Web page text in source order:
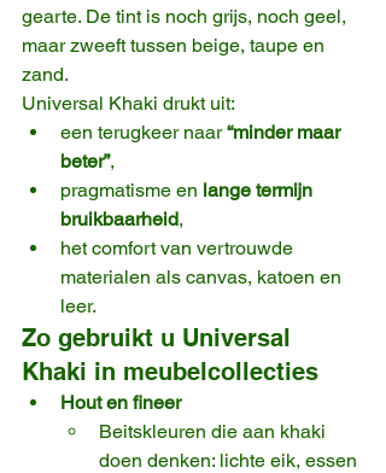
gearte. De tint is noch grijs, noch geel,
maar zweeft tussen beige, taupe en
zand.
Universal Khaki drukt uit:
een terugkeer naar “minder maar
beter”,
pragmatisme en lange termijn
bruikbaarheid,
het comfort van vertrouwde
materialen als canvas, katoen en
leer.
Zo gebruikt u Universal
Khaki in meubelcollecties
Hout en fineer
Beitskleuren die aan khaki
doen denken: lichte eik, essen